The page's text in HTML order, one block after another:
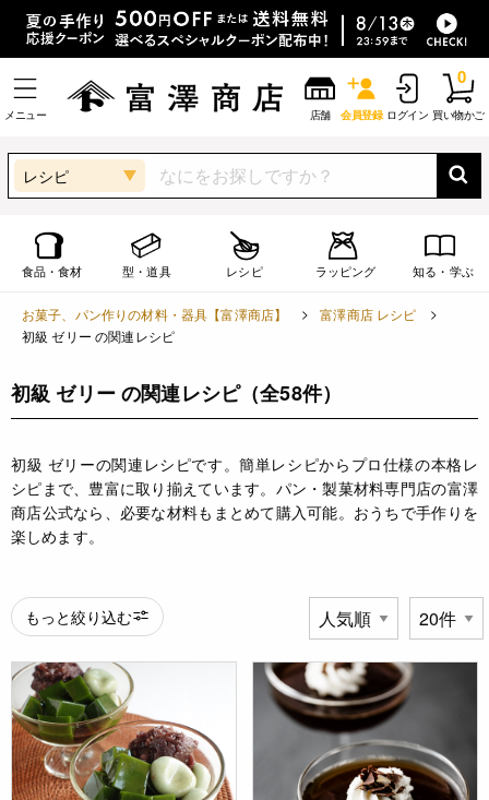
メニュー 店舗 会員登録 ログイン 買い物かご
0
レシピ
食品・食材 型・道具 レシピ ラッピング 知る・学ぶ
お菓子、パン作りの材料・器具【富澤商店】
富澤商店 レシピ
初級 ゼリー の関連レシピ
初級 ゼリー の関連レシピ（全58件）
初級 ゼリーの関連レシピです。簡単レシピからプロ仕様の本格レ
シピまで、豊富に取り揃えています。パン・製菓材料専門店の富澤
商店公式なら、必要な材料もまとめて購入可能。おうちで手作りを
楽しめます。
もっと絞り込む